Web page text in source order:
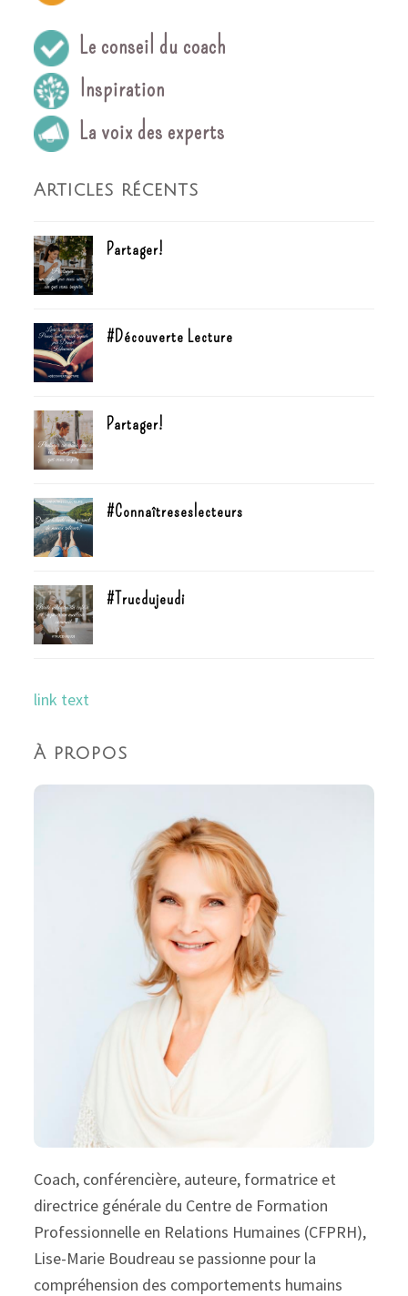
Le conseil du coach
Inspiration
La voix des experts
Articles récents
Partager!
#Découverte Lecture
Partager!
#Connaîtreseslecteurs
#Trucdujeudi
link text
À propos
Coach, conférencière, auteure, formatrice et
directrice générale du Centre de Formation
Professionnelle en Relations Humaines (CFPRH),
Lise-Marie Boudreau se passionne pour la
compréhension des comportements humains